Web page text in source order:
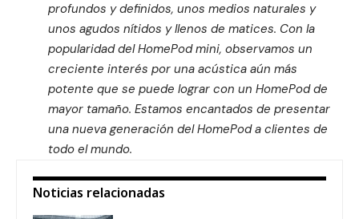
profundos y definidos, unos medios naturales y
unos agudos nítidos y llenos de matices. Con la
popularidad del HomePod mini, observamos un
creciente interés por una acústica aún más
potente que se puede lograr con un HomePod de
mayor tamaño. Estamos encantados de presentar
una nueva generación del HomePod a clientes de
todo el mundo.
Noticias relacionadas